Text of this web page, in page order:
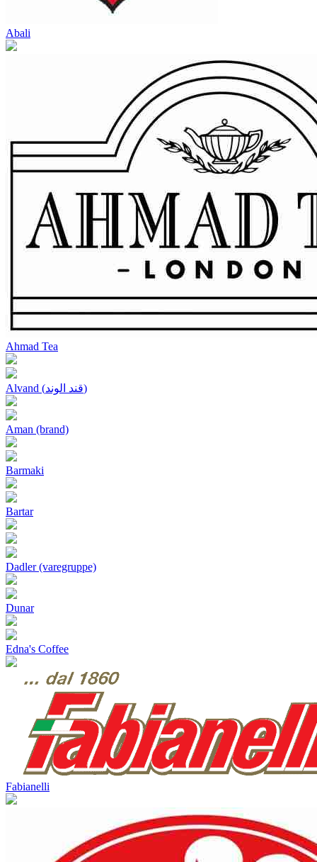
Abali
Ahmad Tea
Alvand (قند الوند)
Aman (brand)
Barmaki
Bartar
Dadler (varegruppe)
Dunar
Edna's Coffee
Fabianelli